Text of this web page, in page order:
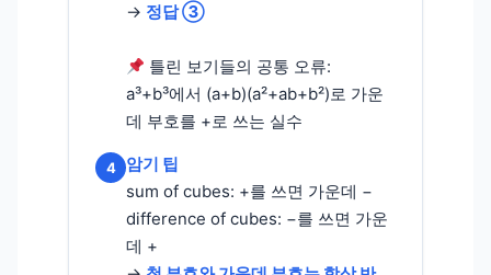
→ 정답 ③
틀린 보기들의 공통 오류:
a³+b³에서 (a+b)(a²+ab+b²)로 가운
데 부호를 +로 쓰는 실수
4
암기 팁
sum of cubes: +를 쓰면 가운데 −
difference of cubes: −를 쓰면 가운
데 +